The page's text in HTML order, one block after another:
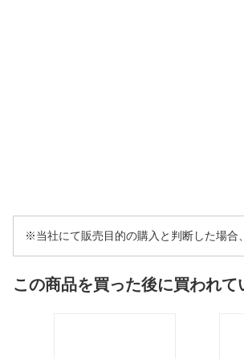
※当社にて販売目的の購入と判断した場合
この商品を買った後に買われて